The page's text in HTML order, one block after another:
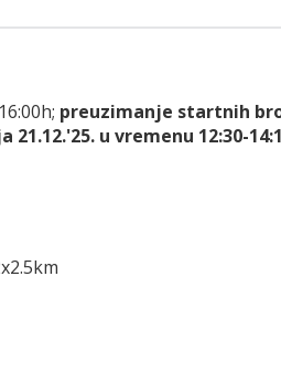
preuzimanje startnih
u vremenu 12:30-